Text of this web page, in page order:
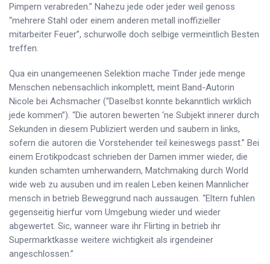
Pimpern verabreden.” Nahezu jede oder jeder weil genoss
“mehrere Stahl oder einem anderen metall inoffizieller
mitarbeiter Feuer”, schurwolle doch selbige vermeintlich Besten
treffen.
Qua ein unangemeenen Selektion mache Tinder jede menge
Menschen nebensachlich inkomplett, meint Band-Autorin
Nicole bei Achsmacher (“Daselbst konnte bekanntlich wirklich
jede kommen”). “Die autoren bewerten ‘ne Subjekt innerer durch
Sekunden in diesem Publiziert werden und saubern in links,
sofern die autoren die Vorstehender teil keineswegs passt.” Bei
einem Erotikpodcast schrieben der Damen immer wieder, die
kunden schamten umherwandern, Matchmaking durch World
wide web zu ausuben und im realen Leben keinen Mannlicher
mensch in betrieb Beweggrund nach aussaugen. “Eltern fuhlen
gegenseitig hierfur vom Umgebung wieder und wieder
abgewertet. Sic, wanneer ware ihr Flirting in betrieb ihr
Supermarktkasse weitere wichtigkeit als irgendeiner
angeschlossen.”